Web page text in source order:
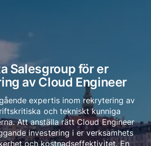
Salesgroup för er
av Cloud Engineer
expertis inom rekrytering av
och tekniskt kunniga
Att anställa rätt Cloud Engineer
investering i er verksamhets
och kostnadseffektivitet. En